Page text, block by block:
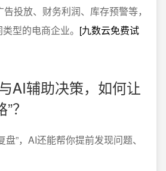
投放、财务利润、库存预警等，
型的电商企业。 [九数云免费试
AI辅助决策，如何让
？
”，AI还能帮你提前发现问题、